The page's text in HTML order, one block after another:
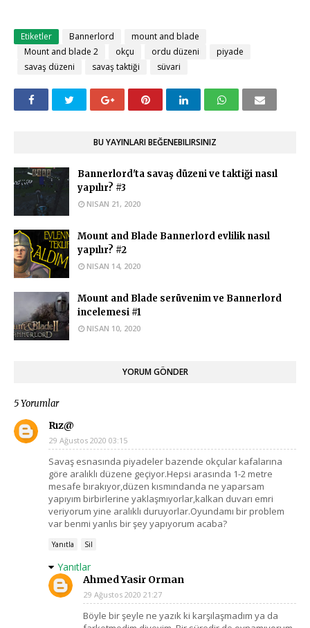
Etiketler Bannerlord
mount and blade
Mount and blade 2
okçu ordu düzeni
piyade
savaş düzeni
savaş taktiği süvari
BU YAYINLARI BEĞENEBILIRSINIZ
Bannerlord'ta savaş düzeni ve taktiği nasıl
yapılır? #3
NISAN 21, 2020
Mount and Blade Bannerlord evlilik nasıl
yapılır? #2
NISAN 14, 2020
Mount and Blade serüvenim ve Bannerlord
incelemesi #1
NISAN 10, 2020
YORUM GÖNDER
5 Yorumlar
Rız@
29 Ağustos 2020 03:15
Savaş esnasında piyadeler bazende okçular kafalarına
göre aralıklı düzene geçiyor.Hepsi arasında 1-2 metre
mesafe bırakıyor,düzen kısmındanda ne yaparsam
yapıyım birbirlerine yaklaşmıyorlar,kalkan duvarı emri
veriyorum yine aralıklı duruyorlar.Oyundamı bir problem
var benmi yanlıs bir şey yapıyorum acaba?
Yanıtla Sil
Yanıtlar
Ahmed Yasir Orman
29 Ağustos 2020 21:27
Böyle bir şeyle ne yazık ki karşılaşmadım ya da